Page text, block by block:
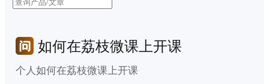
如何在荔枝微课上开课
个人如何在荔枝微课上开课